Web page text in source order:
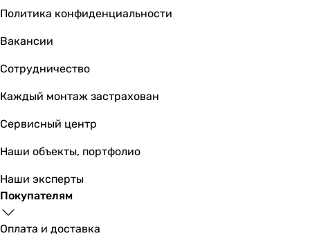
Политика конфиденциальности
Вакансии
Сотрудничество
Каждый монтаж застрахован
Сервисный центр
Наши объекты, портфолио
Наши эксперты
Покупателям
Оплата и доставка